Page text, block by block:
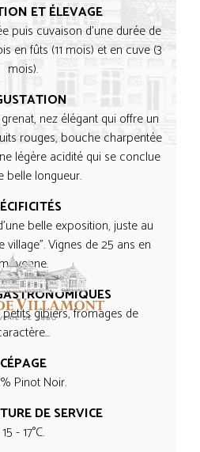
ET ÉLEVAGE
puis cuvaison d’une durée de
en fûts (11 mois) et en cuve (3
mois).
nez élégant qui offre un
rouges, bouche charpentée
légère acidité qui se conclue
belle longueur.
belle exposition, juste au
village". Vignes de 25 ans en
moyenne.
gibiers, fromages de
CÉPAGE
Pinot Noir.
DE SERVICE
15 - 17°C.